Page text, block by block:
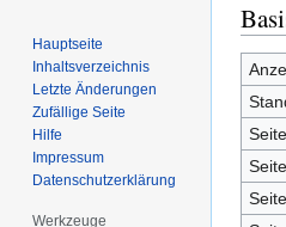
Zur
Zur
Suche
Hauptseite
Inhaltsverzeichnis
Letzte Änderungen
Zufällige Seite
Hilfe
Impressum
Datenschutzerklärung
Werkzeuge